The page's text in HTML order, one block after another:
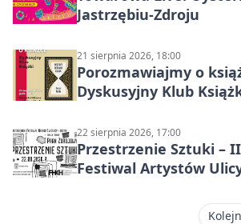
Jastrzębiu-Zdroju
21 sierpnia 2026, 18:00
Porozmawiajmy o
Dyskusyjny Klub
22 sierpnia 2026, 17:00
Przestrzenie Sztuki –
Festiwal Artystów